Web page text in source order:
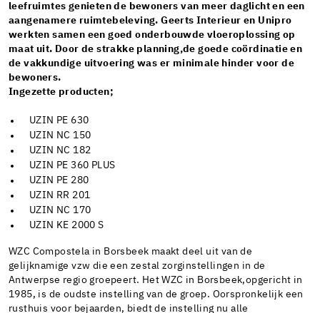
leefruimtes genieten de bewoners van meer daglicht en een
aangenamere ruimtebeleving. Geerts Interieur en Unipro
werkten samen een goed onderbouwde vloeroplossing op
maat uit. Door de strakke planning,de goede coördinatie en
de vakkundige uitvoering was er minimale hinder voor de
bewoners.
Ingezette producten;
UZIN PE 630
UZIN NC 150
UZIN NC 182
UZIN PE 360 PLUS
UZIN PE 280
UZIN RR 201
UZIN NC 170
UZIN KE 2000 S
WZC Compostela in Borsbeek maakt deel uit van de
gelijknamige vzw die een zestal zorginstellingen in de
Antwerpse regio groepeert. Het WZC in Borsbeek,opgericht in
1985, is de oudste instelling van de groep. Oorspronkelijk een
rusthuis voor bejaarden, biedt de instelling nu alle